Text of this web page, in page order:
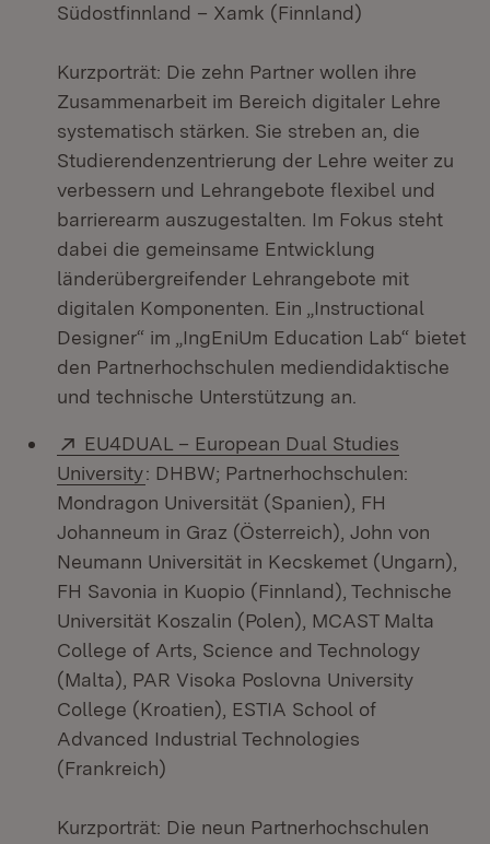
Südostfinnland – Xamk (Finnland)
Kurzporträt: Die zehn Partner wollen ihre
Zusammenarbeit im Bereich digitaler Lehre
systematisch stärken. Sie streben an, die
Studierendenzentrierung der Lehre weiter zu
verbessern und Lehrangebote flexibel und
barrierearm auszugestalten. Im Fokus steht
dabei die gemeinsame Entwicklung
länderübergreifender Lehrangebote mit
digitalen Komponenten. Ein „Instructional
Designer“ im „IngEniUm Education Lab“ bietet
den Partnerhochschulen mediendidaktische
und technische Unterstützung an.
Extern:
EU4DUAL – European Dual Studies
University(Öffnet in neuem Fenster)
: DHBW; Partnerhochschulen:
Mondragon Universität (Spanien), FH
Johanneum in Graz (Österreich), John von
Neumann Universität in Kecskemet (Ungarn),
FH Savonia in Kuopio (Finnland), Technische
Universität Koszalin (Polen), MCAST Malta
College of Arts, Science and Technology
(Malta), PAR Visoka Poslovna University
College (Kroatien), ESTIA School of
Advanced Industrial Technologies
(Frankreich)
Kurzporträt: Die neun Partnerhochschulen